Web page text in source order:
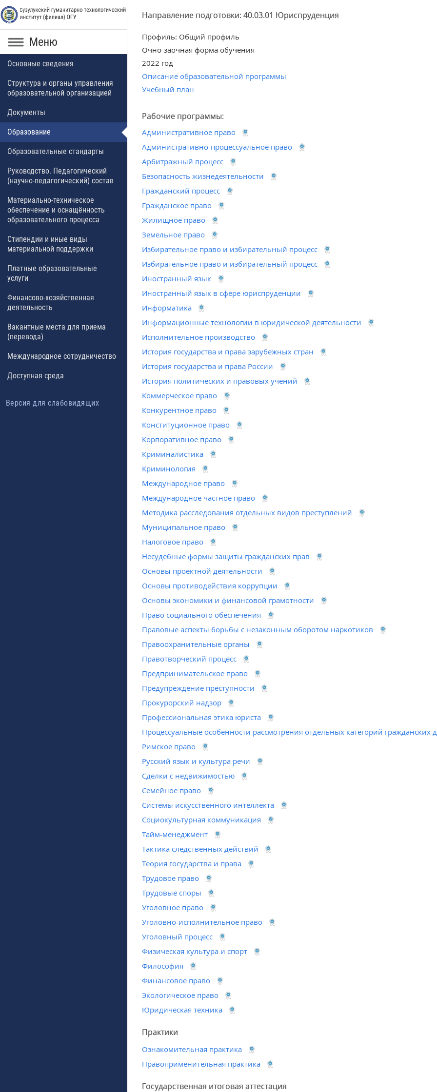
Направление подготовки: 40.03.01 Юриспруденция
Профиль: Общий профиль
Очно-заочная форма обучения
2022 год
Описание образовательной программы
Учебный план
Рабочие программы:
Административное право
Административно-процессуальное право
Арбитражный процесс
Безопасность жизнедеятельности
Гражданский процесс
Гражданское право
Жилищное право
Земельное право
Избирательное право и избирательный процесс
Избирательное право и избирательный процесс
Иностранный язык
Иностранный язык в сфере юриспруденции
Информатика
Информационные технологии в юридической деятельности
Исполнительное производство
История государства и права зарубежных стран
История государства и права России
История политических и правовых учений
Коммерческое право
Конкурентное право
Конституционное право
Корпоративное право
Криминалистика
Криминология
Международное право
Международное частное право
Методика расследования отдельных видов преступлений
Муниципальное право
Налоговое право
Несудебные формы защиты гражданских прав
Основы проектной деятельности
Основы противодействия коррупции
Основы экономики и финансовой грамотности
Право социального обеспечения
Правовые аспекты борьбы с незаконным оборотом наркотиков
Правоохранительные органы
Правотворческий процесс
Предпринимательское право
Предупреждение преступности
Прокурорский надзор
Профессиональная этика юриста
Процессуальные особенности рассмотрения отдельных категорий гражданских
Римское право
Русский язык и культура речи
Сделки с недвижимостью
Семейное право
Системы искусственного интеллекта
Социокультурная коммуникация
Тайм-менеджмент
Тактика следственных действий
Теория государства и права
Трудовое право
Трудовые споры
Уголовное право
Уголовно-исполнительное право
Уголовный процесс
Физическая культура и спорт
Философия
Финансовое право
Экологическое право
Юридическая техника
Практики
Ознакомительная практика
Правоприменительная практика
Государственная итоговая аттестация
Меню
Основные сведения
Структура и органы управления
образовательной организацией
Документы
Образование
Образовательные стандарты
Руководство. Педагогический
(научно-педагогический) состав
Материально-техническое
обеспечение и оснащённость
образовательного процесса
Стипендии и иные виды
материальной поддержки
Платные образовательные
услуги
Финансово-хозяйственная
деятельность
Вакантные места для приема
(перевода)
Международное сотрудничество
Доступная среда
Версия для слабовидящих